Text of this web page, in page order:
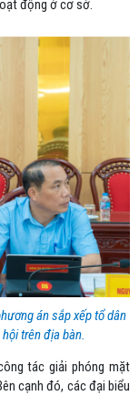
động ở cơ sở.
án sắp xếp tổ dân
trên địa bàn.
tác giải phóng mặt
cạnh đó, các đại biểu